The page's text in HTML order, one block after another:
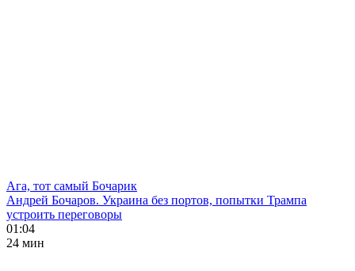
Ага, тот самый Бочарик
Андрей Бочаров. Украина без портов, попытки Трампа
устроить переговоры
01:04
24 мин